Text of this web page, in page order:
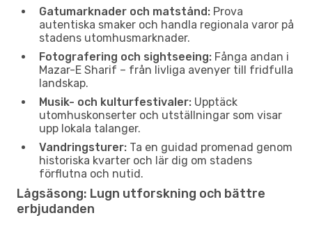
Gatumarknader och matstånd: Prova
autentiska smaker och handla regionala varor på
stadens utomhusmarknader.
Fotografering och sightseeing: Fånga andan i
Mazar-E Sharif – från livliga avenyer till fridfulla
landskap.
Musik- och kulturfestivaler: Upptäck
utomhuskonserter och utställningar som visar
upp lokala talanger.
Vandringsturer: Ta en guidad promenad genom
historiska kvarter och lär dig om stadens
förflutna och nutid.
Lågsäsong: Lugn utforskning och bättre
erbjudanden